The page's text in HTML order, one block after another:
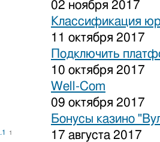
02 ноября 2017
Классификация
11 октября 2017
Подключить
10 октября 2017
Well-Com
09 октября 2017
Бонусы казино
17 августа 2017
1